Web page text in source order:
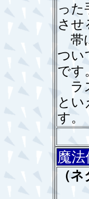
った
させ
帯
つい
です
ラ
と
す。
魔
（